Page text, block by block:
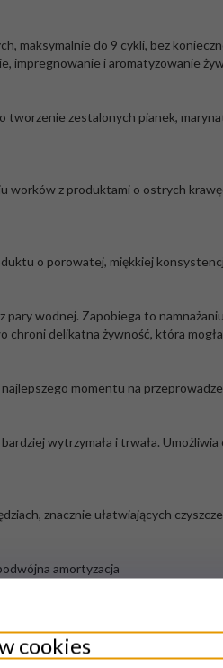
do 9 cykli, bez
impregnowanie i aromatyzowanie
zestalonych pianek,
z produktami o ostrych
o porowatej, miękkiej
wodnej. Zapobiega to
delikatna żywność, która
momentu na
wytrzymała i trwała.
znacznie ułatwiających
amortyzacja
zgrzewania
cookies